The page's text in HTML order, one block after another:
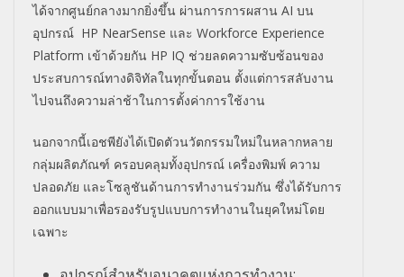
ได้จากศูนย์กลางมากยิ่งขึ้น ผ่านการการผสาน AI บน
อุปกรณ์ HP NearSense และ Workforce Experience
Platform เข้าด้วยกัน HP IQ ช่วยลดความซับซ้อนของ
ประสบการณ์ทางดิจิทัลในทุกขั้นตอน ตั้งแต่การสลับงาน
ไปจนถึงความล่าช้าในการตั้งค่าการใช้งาน
นอกจากนี้เอชพียังได้เปิดตัวนวัตกรรมใหม่ในหลากหลาย
กลุ่มผลิตภัณฑ์ ครอบคลุมทั้งอุปกรณ์ เครื่องพิมพ์ ความ
ปลอดภัย และโซลูชันด้านการทำงานร่วมกัน ซึ่งได้รับการ
ออกแบบมาเพื่อรองรับรูปแบบการทำงานในยุคใหม่โดย
เฉพาะ